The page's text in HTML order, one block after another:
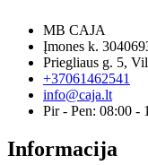
MB CAJA
Įmones k.
Priegliaus g. 5,
+37061462541
info@caja.lt
Pir - Pen: 08:00 -
Informacija